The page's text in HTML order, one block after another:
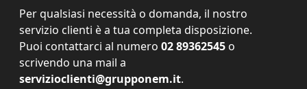
Per qualsiasi necessità o domanda, il nostro
servizio clienti è a tua completa disposizione.
Puoi contattarci al numero 02 89362545 o
scrivendo una mail a
servizioclienti@grupponem.it.